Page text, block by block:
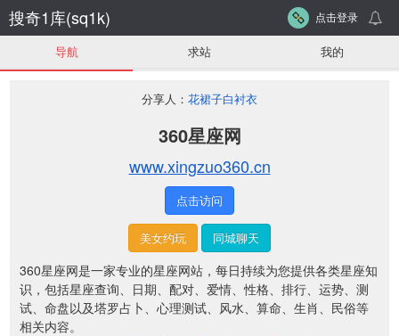
搜奇1库(sq1k) 点击登录
导航 求站 我的
分享人： 花裙子白衬衣
360星座网
www.xingzuo360.cn
点击访问
美女约玩 同城聊天
360星座网是一家专业的星座网站，每日持续为您提供各类星座知
识，包括星座查询、日期、配对、爱情、性格、排行、运势、测
试、命盘以及塔罗占卜、心理测试、风水、算命、生肖、民俗等
相关内容。